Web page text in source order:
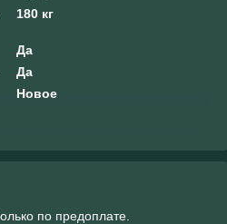
180 кг
Да
Да
Новое
по предоплате.